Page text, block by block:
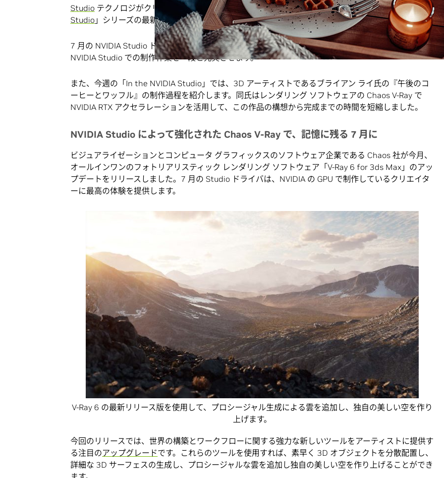
Studio テクノロジがクリエイティブ ワークフローを加速する様子を毎週紹介する「In the NVIDIA
Studio 」シリーズの最新号です。
7 月の NVIDIA Studio ドライバは、Chaos V-Ray 6 for 3ds Max の最新リリース版を高速化し、
NVIDIA Studio での制作作業を一段と充実させます。
また、今週の「In the NVIDIA Studio」では、3D アーティストであるブライアン ライ氏の『午後のコ
ーヒーとワッフル』の制作過程を紹介します。同氏はレンダリング ソフトウェアの Chaos V-Ray で
NVIDIA RTX アクセラレーションを活用して、この作品の構想から完成までの時間を短縮しました。
NVIDIA Studio によって強化された Chaos V-Ray で、記憶に残る 7 月に
ビジュアライゼーションとコンピュータ グラフィックスのソフトウェア企業である Chaos 社が今月、
オールインワンのフォトリアリスティック レンダリング ソフトウェア「V-Ray 6 for 3ds Max」のアッ
プデートをリリースしました。7 月の Studio ドライバは、NVIDIA の GPU で制作しているクリエイタ
ーに最高の体験を提供します。
V-Ray 6 の最新リリース版を使用して、プロシージャル生成による雲を追加し、独自の美しい空を作り
上げます。
今回のリリースでは、世界の構築とワークフローに関する強力な新しいツールをアーティストに提供す
る注目のアップグレードです。これらのツールを使用すれば、素早く 3D オブジェクトを分散配置し、
詳細な 3D サーフェスの生成し、プロシージャルな雲を追加し独自の美しい空を作り上げることができ